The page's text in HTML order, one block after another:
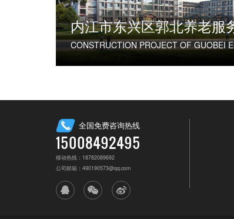
全国免费咨询热线
15008492495
移动热线：18782089692
公司邮箱：490190573@qq.com